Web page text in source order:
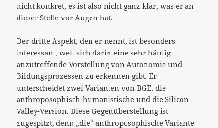
nicht konkret, es ist also nicht ganz klar, was er an
dieser Stelle vor Augen hat.
Der dritte Aspekt, den er nennt, ist besonders
interessant, weil sich darin eine sehr häufig
anzutreffende Vorstellung von Autonomie und
Bildungsprozessen zu erkennen gibt. Er
unterscheidet zwei Varianten von BGE, die
anthroposophisch-humanistische und die Silicon
Valley-Version. Diese Gegenüberstellung ist
zugespitzt, denn „die“ anthroposophische Variante